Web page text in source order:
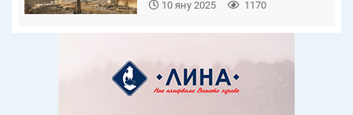
10 яну 2025 1170